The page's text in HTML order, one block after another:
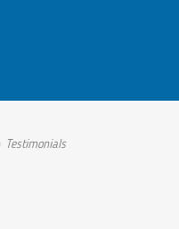
Testimonials